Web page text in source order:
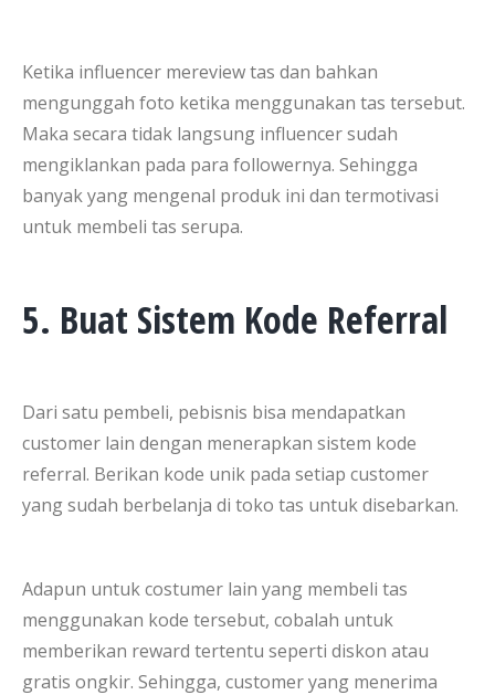
Ketika influencer mereview tas dan bahkan
mengunggah foto ketika menggunakan tas tersebut.
Maka secara tidak langsung influencer sudah
mengiklankan pada para followernya. Sehingga
banyak yang mengenal produk ini dan termotivasi
untuk membeli tas serupa.
5. Buat Sistem Kode Referral
Dari satu pembeli, pebisnis bisa mendapatkan
customer lain dengan menerapkan sistem kode
referral. Berikan kode unik pada setiap customer
yang sudah berbelanja di toko tas untuk disebarkan.
Adapun untuk costumer lain yang membeli tas
menggunakan kode tersebut, cobalah untuk
memberikan reward tertentu seperti diskon atau
gratis ongkir. Sehingga, customer yang menerima